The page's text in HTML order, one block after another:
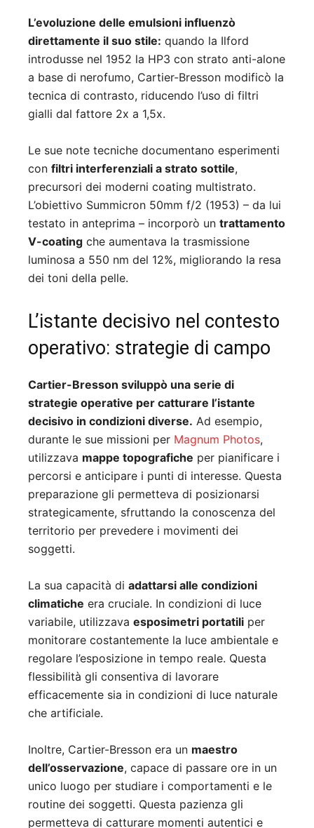
L’evoluzione delle emulsioni influenzò
direttamente il suo stile: quando la Ilford
introdusse nel 1952 la HP3 con strato anti-alone
a base di nerofumo, Cartier-Bresson modificò la
tecnica di contrasto, riducendo l’uso di filtri
gialli dal fattore 2x a 1,5x.
Le sue note tecniche documentano esperimenti
con filtri interferenziali a strato sottile,
precursori dei moderni coating multistrato.
L’obiettivo Summicron 50mm f/2 (1953) – da lui
testato in anteprima – incorporò un trattamento
V-coating che aumentava la trasmissione
luminosa a 550 nm del 12%, migliorando la resa
dei toni della pelle.
L’istante decisivo nel contesto
operativo: strategie di campo
Cartier-Bresson sviluppò una serie di
strategie operative per catturare l’istante
decisivo in condizioni diverse. Ad esempio,
durante le sue missioni per Magnum Photos,
utilizzava mappe topografiche per pianificare i
percorsi e anticipare i punti di interesse. Questa
preparazione gli permetteva di posizionarsi
strategicamente, sfruttando la conoscenza del
territorio per prevedere i movimenti dei
soggetti.
La sua capacità di adattarsi alle condizioni
climatiche era cruciale. In condizioni di luce
variabile, utilizzava esposimetri portatili per
monitorare costantemente la luce ambientale e
regolare l’esposizione in tempo reale. Questa
flessibilità gli consentiva di lavorare
efficacemente sia in condizioni di luce naturale
che artificiale.
Inoltre, Cartier-Bresson era un maestro
dell’osservazione, capace di passare ore in un
unico luogo per studiare i comportamenti e le
routine dei soggetti. Questa pazienza gli
permetteva di catturare momenti autentici e